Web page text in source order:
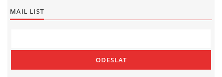
MAIL LIST